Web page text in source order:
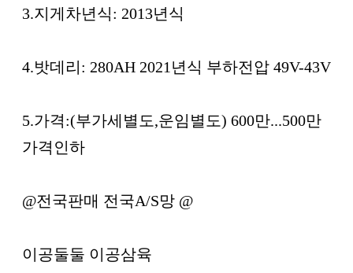
3.지게차년식: 2013년식
4.밧데리: 280AH 2021년식 부하전압 49V-43V
5.가격:(부가세별도,운임별도) 600만...500만
가격인하
@전국판매 전국A/S망 @
이공둘둘 이공삼육